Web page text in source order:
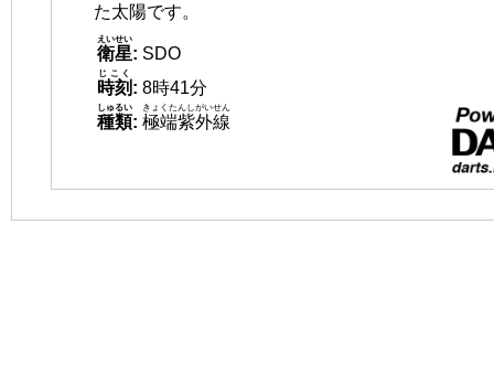
た太陽です。
衛星
えいせい
: SDO
時刻
じこく
: 8時41分
種類
しゅるい
: 極端紫外線
きょくたんしがいせん